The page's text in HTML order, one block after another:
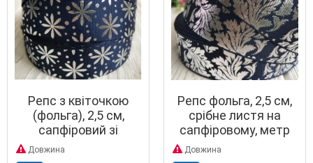
Репс з квіточкою
(фольга), 2,5 см,
сапфіровий зі
сріблом, метр
Довжина
Репс фольга, 2,5 см,
срібне листя на
сапфіровому, метр
Довжина